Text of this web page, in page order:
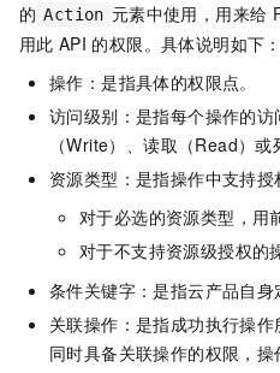
的 Action 元素中使用，用来给
用此 API 的权限。具体说明如下：
操作：是指具体的权限点。
访问级别：是指每个操作的访
（Write）、读取（Read）或
资源类型：是指操作中支持
对于必选的资源类型，用
对于不支持资源级授权的
条件关键字：是指云产品自身
关联操作：是指成功执行操
同时具备关联操作的权限，操